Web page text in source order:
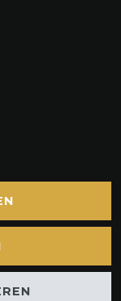
vorbehalten.